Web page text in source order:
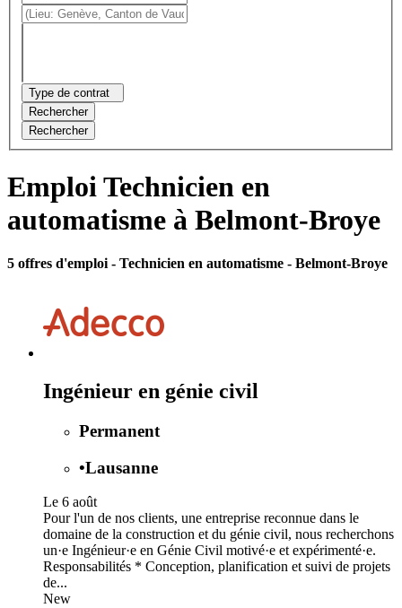
Type de contrat
Rechercher
Rechercher
Emploi Technicien en
automatisme à Belmont-Broye
5 offres d'emploi - Technicien en automatisme - Belmont-Broye
Ingénieur en génie civil
Permanent
•Lausanne
Le 6 août
Pour l'un de nos clients, une entreprise reconnue dans le
domaine de la construction et du génie civil, nous recherchons
un·e Ingénieur·e en Génie Civil motivé·e et expérimenté·e.
Responsabilités * Conception, planification et suivi de projets
de...
New